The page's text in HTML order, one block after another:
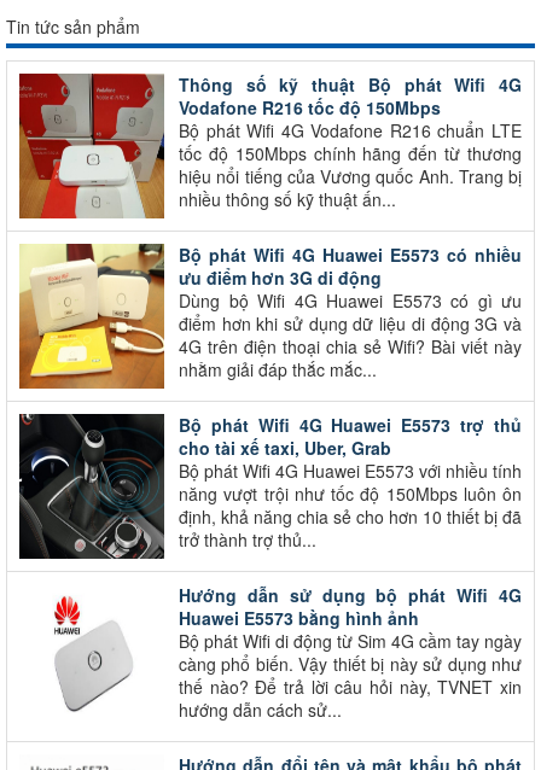
Tin tức sản phẩm
Thông số kỹ thuật Bộ phát Wifi 4G
Vodafone R216 tốc độ 150Mbps
Bộ phát Wifi 4G Vodafone R216 chuẩn LTE
tốc độ 150Mbps chính hãng đến từ thương
hiệu nổi tiếng của Vương quốc Anh. Trang bị
nhiều thông số kỹ thuật ấn...
Bộ phát Wifi 4G Huawei E5573 có nhiều
ưu điểm hơn 3G di động
Dùng bộ Wifi 4G Huawei E5573 có gì ưu
điểm hơn khi sử dụng dữ liệu di động 3G và
4G trên điện thoại chia sẻ Wifi? Bài viết này
nhằm giải đáp thắc mắc...
Bộ phát Wifi 4G Huawei E5573 trợ thủ
cho tài xế taxi, Uber, Grab
Bộ phát Wifi 4G Huawei E5573 với nhiều tính
năng vượt trội như tốc độ 150Mbps luôn ôn
định, khả năng chia sẻ cho hơn 10 thiết bị đã
trở thành trợ thủ...
Hướng dẫn sử dụng bộ phát Wifi 4G
Huawei E5573 bằng hình ảnh
Bộ phát Wifi di động từ Sim 4G cầm tay ngày
càng phổ biến. Vậy thiết bị này sử dụng như
thế nào? Để trả lời câu hỏi này, TVNET xin
hướng dẫn cách sử...